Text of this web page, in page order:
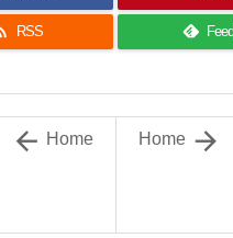
RSS

Home
 Home